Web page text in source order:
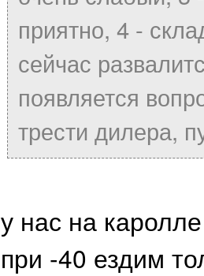
приятно, 4 -
сейчас
появляется
трести дилера,
у нас на
при -40 ездим